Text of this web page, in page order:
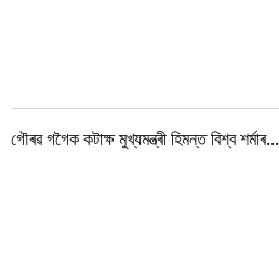
গৌৰৱ গগৈক কটাক্ষ মুখ্যমন্ত্ৰী হিমন্ত বিশ্ব শৰ্মাৰ...